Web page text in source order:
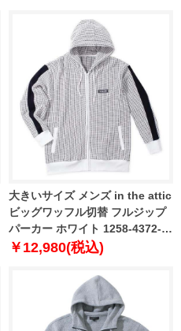
大きいサイズ メンズ in the attic
ビッグワッフル切替 フルジップ
パーカー ホワイト 1258-4372-1
3L 4L 5L 6L
￥12,980(税込)